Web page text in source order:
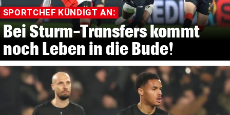
SPORTCHEF KÜNDIGT AN:
Bei Sturm-Transfers kommt
noch Leben in die Bude!